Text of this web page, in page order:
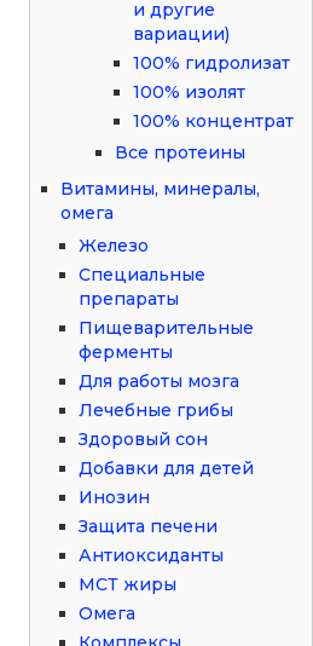
и другие
вариации)
100% гидролизат
100% изолят
100% концентрат
Все протеины
Витамины, минералы,
омега
Железо
Специальные
препараты
Пищеварительные
ферменты
Для работы мозга
Лечебные грибы
Здоровый сон
Добавки для детей
Инозин
Защита печени
Антиоксиданты
МСТ жиры
Омега